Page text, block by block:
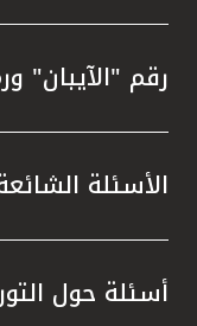
رقم "الآيبان"
الأسئلة
أسئلة حول